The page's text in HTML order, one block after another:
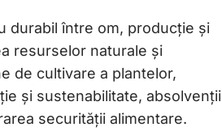
durabil între om, producție și
resurselor naturale și
de cultivare a plantelor,
și sustenabilitate, absolvenții
securității alimentare.